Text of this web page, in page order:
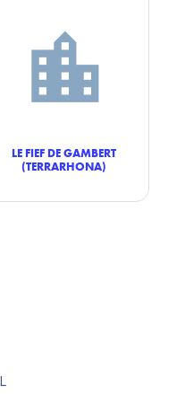
LE FIEF DE GAMBERT
(TERRARHONA)